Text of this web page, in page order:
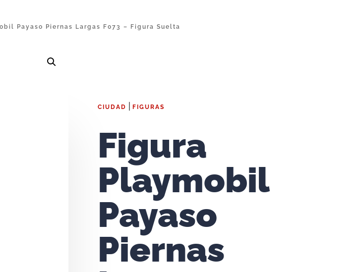
Payaso Piernas Largas F073 – Figura Suelta
CIUDAD FIGURAS
Figura
Playmobil
Payaso
Piernas